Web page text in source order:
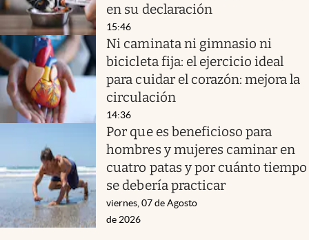
en su declaración
15:46
Ni caminata ni gimnasio ni
bicicleta fija: el ejercicio ideal
para cuidar el corazón: mejora la
circulación
14:36
Por que es beneficioso para
hombres y mujeres caminar en
cuatro patas y por cuánto tiempo
se debería practicar
viernes, 07 de Agosto
de 2026